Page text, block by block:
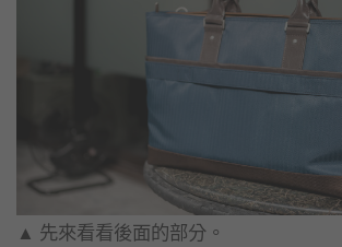
▲​ 先來看看後面的部分。